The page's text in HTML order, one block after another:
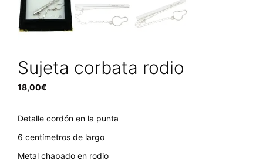
Sujeta corbata rodio
18,00€
Detalle cordón en la punta
6 centímetros de largo
Metal chapado en rodio